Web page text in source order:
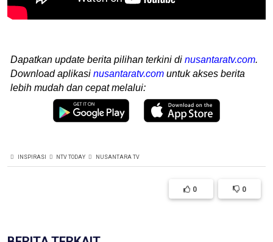
Dapatkan update berita pilihan terkini di nusantaratv.com.
Download aplikasi nusantaratv.com untuk akses berita
lebih mudah dan cepat melalui:
INSPIRASI NTV TODAY NUSANTARA TV
0 0